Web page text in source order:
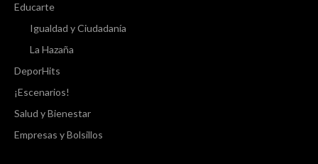
Educarte
Igualdad y Ciudadanía
La Hazaña
DeporHits
¡Escenarios!
Salud y Bienestar
Empresas y Bolsillos